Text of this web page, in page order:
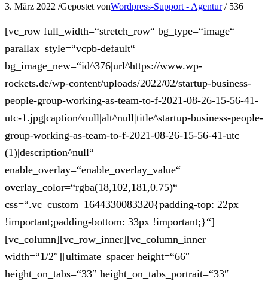
3. März 2022 /Gepostet vonWordpress-Support - Agentur / 536
[vc_row full_width=“stretch_row“ bg_type=“image“
parallax_style=“vcpb-default“
bg_image_new=“id^376|url^https://www.wp-
rockets.de/wp-content/uploads/2022/02/startup-business-
people-group-working-as-team-to-f-2021-08-26-15-56-41-
utc-1.jpg|caption^null|alt^null|title^startup-business-people-
group-working-as-team-to-f-2021-08-26-15-56-41-utc
(1)|description^null“
enable_overlay=“enable_overlay_value“
overlay_color=“rgba(18,102,181,0.75)“
css=“.vc_custom_1644330083320{padding-top: 22px
!important;padding-bottom: 33px !important;}“]
[vc_column][vc_row_inner][vc_column_inner
width=“1/2″][ultimate_spacer height=“66″
height_on_tabs=“33″ height_on_tabs_portrait=“33″